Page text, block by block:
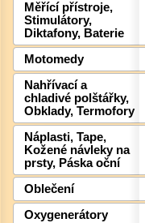
Měřící přístroje,
Stimulátory,
Diktafony, Baterie
Motomedy
Nahřívací a
chladivé polštářky,
Obklady, Termofory
Náplasti, Tape,
Kožené návleky na
prsty, Páska oční
Oblečení
Oxygenerátory